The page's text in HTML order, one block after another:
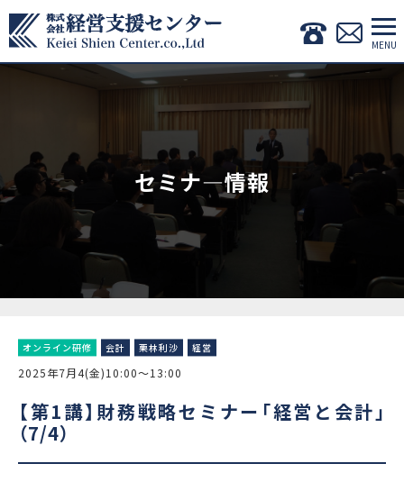
セミナ―情報
オンライン研修 会計 栗林利沙 経営
2025年7月4(金)10:00〜13:00
【第1講】財務戦略セミナー「経営と会計」
（7/4）